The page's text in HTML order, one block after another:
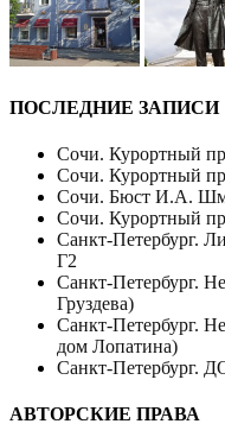
ПОСЛЕДНИЕ ЗАПИСИ
Сочи. Курортный
Сочи. Курортный
Сочи. Бюст И.А.
Сочи. Курортный
Санкт-Петербург.
Г2
Санкт-Петербург.
Груздева)
Санкт-Петербург.
дом Лопатина)
Санкт-Петербург.
АВТОРСКИЕ ПРАВА